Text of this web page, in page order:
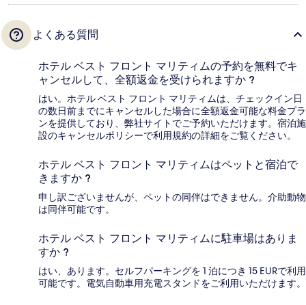
よくある質問
ホテル ベスト フロント マリティムの予約を無料でキ
ャンセルして、全額返金を受けられますか ?
はい。ホテル ベスト フロント マリティムは、チェックイン日
の数日前までにキャンセルした場合に全額返金可能な料金プラ
ンを提供しており、弊社サイトでご予約いただけます。宿泊施
設のキャンセルポリシーで利用規約の詳細をご覧ください。
ホテル ベスト フロント マリティムはペットと宿泊で
きますか ?
申し訳ございませんが、ペットの同伴はできません。介助動物
は同伴可能です。
ホテル ベスト フロント マリティムに駐車場はありま
すか ?
はい、あります。セルフパーキングを 1 泊につき 15 EURで利用
可能です。電気自動車用充電スタンドをご利用いただけます。